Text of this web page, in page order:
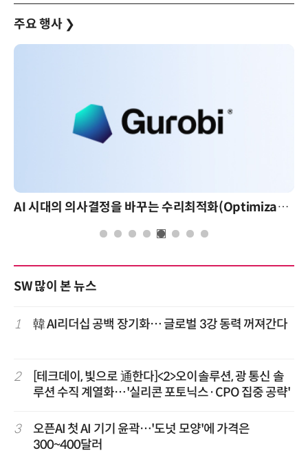
주요 행사 ❯
AI 시대의 의사결정을 바꾸는 수리최적화(Optimization): 실제 산업 적용 사례와 활용 전략
SW 많이 본 뉴스
1 韓 AI리더십 공백 장기화… 글로벌 3강 동력 꺼져간다
2
[테크데이, 빛으로 通한다]<2>오이솔루션, 광 통신 솔
루션 수직 계열화…'실리콘 포토닉스·CPO 집중 공략'
3
오픈AI 첫 AI 기기 윤곽…'도넛 모양'에 가격은
300~400달러